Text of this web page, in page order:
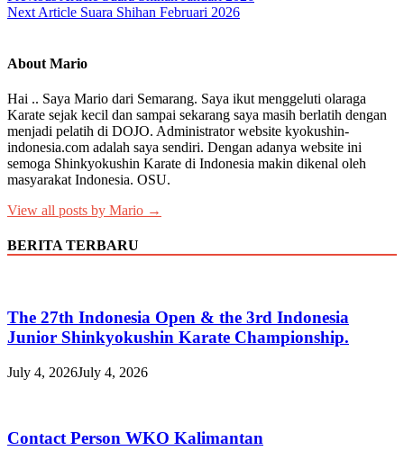
navigation
Next Article Suara Shihan Februari 2026
About Mario
Hai .. Saya Mario dari Semarang. Saya ikut menggeluti olaraga
Karate sejak kecil dan sampai sekarang saya masih berlatih dengan
menjadi pelatih di DOJO. Administrator website kyokushin-
indonesia.com adalah saya sendiri. Dengan adanya website ini
semoga Shinkyokushin Karate di Indonesia makin dikenal oleh
masyarakat Indonesia. OSU.
View all posts by Mario →
BERITA TERBARU
The 27th Indonesia Open & the 3rd Indonesia
Junior Shinkyokushin Karate Championship.
July 4, 2026July 4, 2026
Contact Person WKO Kalimantan